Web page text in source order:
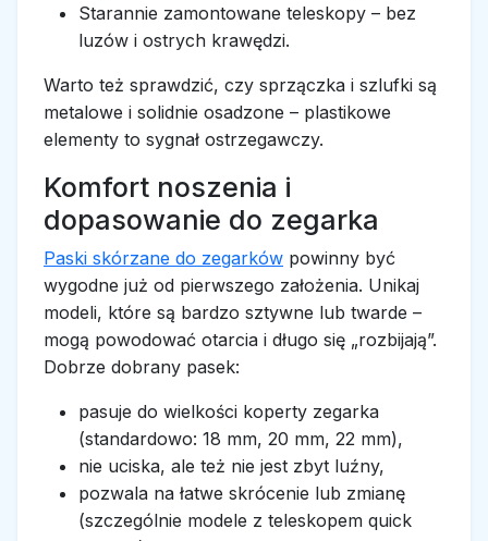
Starannie zamontowane teleskopy – bez
luzów i ostrych krawędzi.
Warto też sprawdzić, czy sprzączka i szlufki są
metalowe i solidnie osadzone – plastikowe
elementy to sygnał ostrzegawczy.
Komfort noszenia i
dopasowanie do zegarka
Paski skórzane do zegarków powinny być
wygodne już od pierwszego założenia. Unikaj
modeli, które są bardzo sztywne lub twarde –
mogą powodować otarcia i długo się „rozbijają”.
Dobrze dobrany pasek:
pasuje do wielkości koperty zegarka
(standardowo: 18 mm, 20 mm, 22 mm),
nie uciska, ale też nie jest zbyt luźny,
pozwala na łatwe skrócenie lub zmianę
(szczególnie modele z teleskopem quick